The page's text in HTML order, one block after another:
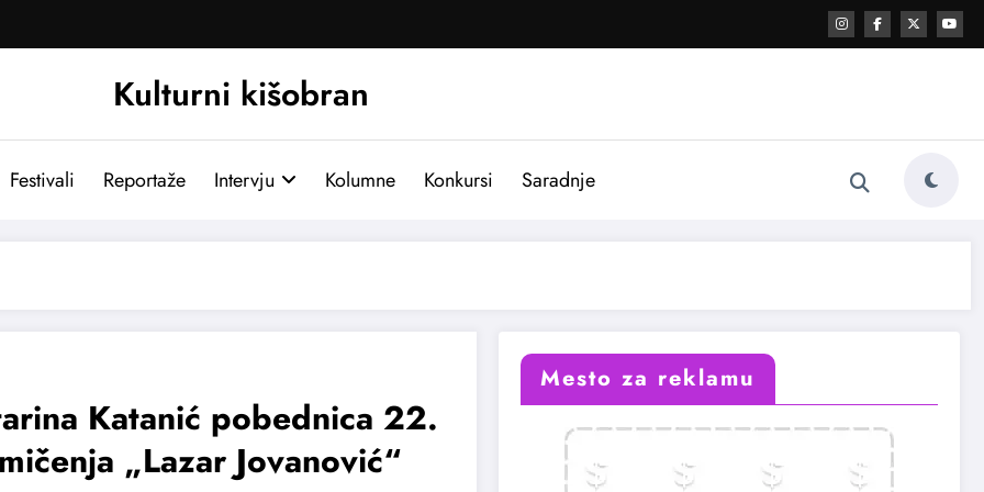
Kulturni kišobran
Festivali Reportaže Intervju Kolumne Konkursi Saradnje
Katanić pobednica 22.
„Lazar Jovanović“
Mesto za reklamu